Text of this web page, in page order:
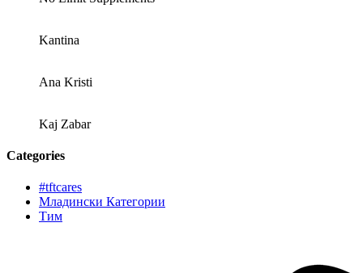
Kantina
Ana Kristi
Kaj Zabar
Categories
#tftcares
Младински Категории
Тим